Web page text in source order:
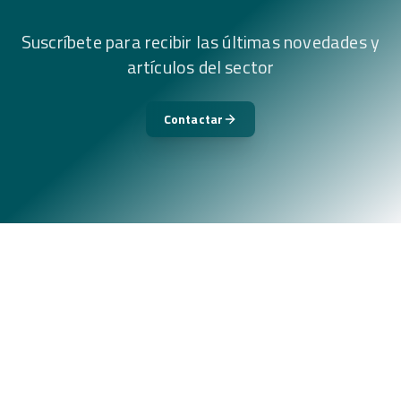
Suscríbete para recibir las últimas novedades y
artículos del sector
Contactar